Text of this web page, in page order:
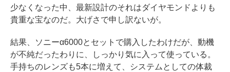
少なくなった中、最新設計のそれはダイヤモンドよりも
貴重な宝なのだ。大げさで申し訳ないが。
結果、ソニーα6000とセットで購入したわけだが、動機
が不純だったわりに、しっかり気に入って使っている。
手持ちのレンズも5本に増えて、システムとしての体裁